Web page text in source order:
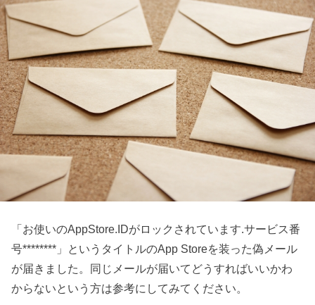
「お使いのAppStore.IDがロックされています.サービス番
号********」というタイトルのApp Storeを装った偽メール
が届きました。同じメールが届いてどうすればいいかわ
からないという方は参考にしてみてください。